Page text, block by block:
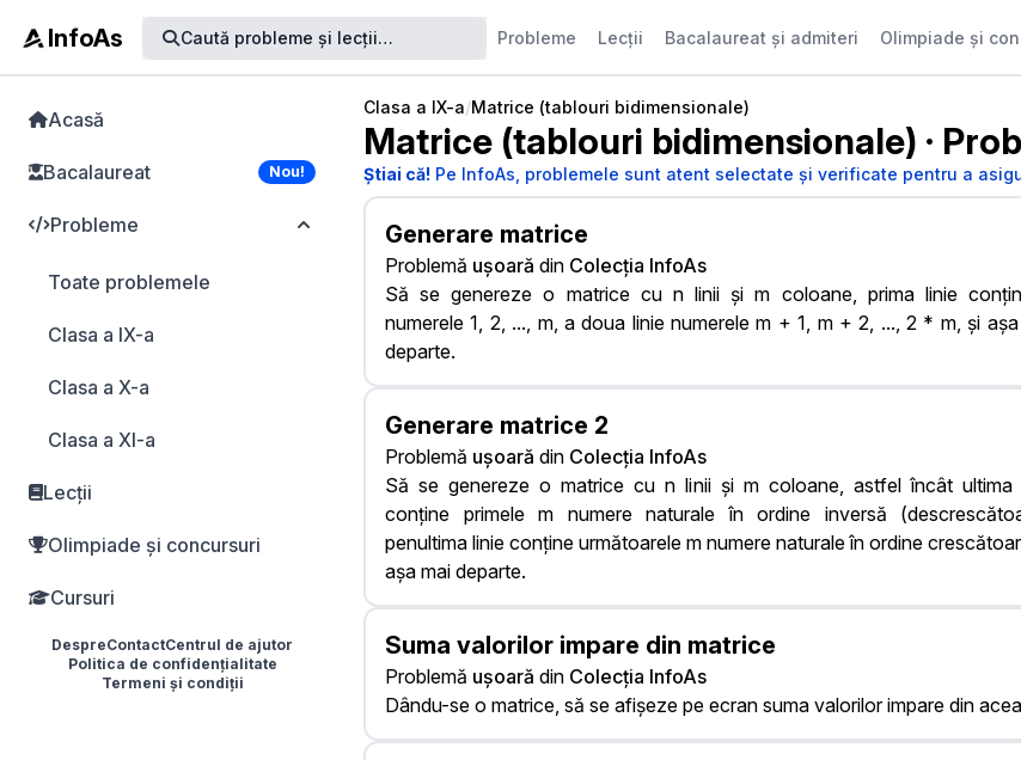
InfoAs Caută probleme și lecții… Probleme Lecții Bacalaureat și admiteri Olimpiade și
Acasă
Bacalaureat Nou!
Probleme
Toate problemele
Clasa a IX-a
Clasa a X-a
Clasa a XI-a
Lecții
Olimpiade și concursuri
Cursuri
DespreContactCentrul de ajutor
Politica de confidențialitate
Termeni și condiții
Clasa a IX-a/Matrice (tablouri bidimensionale)
Matrice (tablouri bidimensionale) ·
Știai că! Pe InfoAs, problemele sunt atent selectate și verificate pentru a
Generare matrice
Problemă ușoară din Colecția InfoAs
Să se genereze o matrice cu n linii și m coloane, prima linie
numerele 1, 2, ..., m, a doua linie numerele m + 1, m + 2, ..., 2 * m, și
departe.
Generare matrice 2
Problemă ușoară din Colecția InfoAs
Să se genereze o matrice cu n linii și m coloane, astfel încât ultima
conține primele m numere naturale în ordine inversă
penultima linie conține următoarele m numere naturale în ordine
așa mai departe.
Suma valorilor impare din matrice
Problemă ușoară din Colecția InfoAs
Dându-se o matrice, să se afișeze pe ecran suma valorilor impare din